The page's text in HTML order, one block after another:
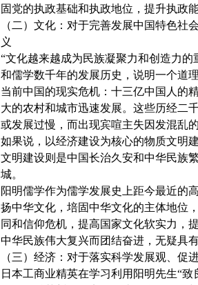
固党的执政基础和执政地位，提升执政
（二）文化：对于完善发展中国特色
义
“文化越来越成为民族凝聚力和创造力
和儒学数千年的发展历史，说明一个道
当前中国的现实危机：十三亿中国人的
大的农村和城市迅速发展。这些历经二
或发展过慢，而出现宾喧主失因发混乱
如果说，以经济建设为核心的物质文明
文明建设则是中国长治久安和中华民族
城。
阳明儒学作为儒学发展史上距今最近的
扬中华文化，培固中华文化的主体地位
同和信仰危机，提高国家文化软实力，
中华民族伟大复兴而团结奋进，无疑具
（三）经济：对于落实科学发展观、
日本工商业精英在学习利用阳明先生“